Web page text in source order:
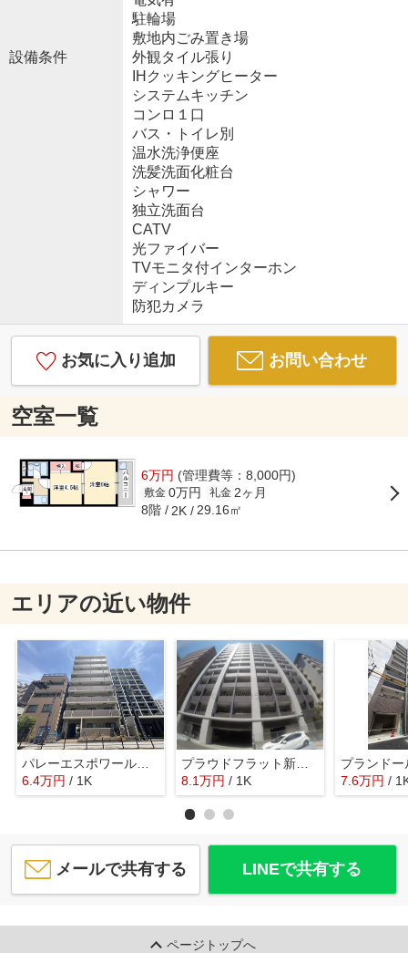
設備条件
駐輪場
敷地内ごみ置き場
外観タイル張り
IHクッキングヒーター
システムキッチン
コンロ１口
バス・トイレ別
温水洗浄便座
洗髪洗面化粧台
シャワー
独立洗面台
CATV
光ファイバー
TVモニタ付インターホン
ディンプルキー
防犯カメラ
お気に入り追加 お問い合わせ
空室一覧
6万円 (管理費等：8,000円)
敷金 0万円 礼金 2ヶ月
8階 2K 29.16㎡
エリアの近い物件
パレーエスポワール三国
6.4万円 / 1K
プラウドフラット新大阪
8.1万円 / 1K
プランドー
7.6万円 /
メールで共有する LINEで共有する
ページトップへ